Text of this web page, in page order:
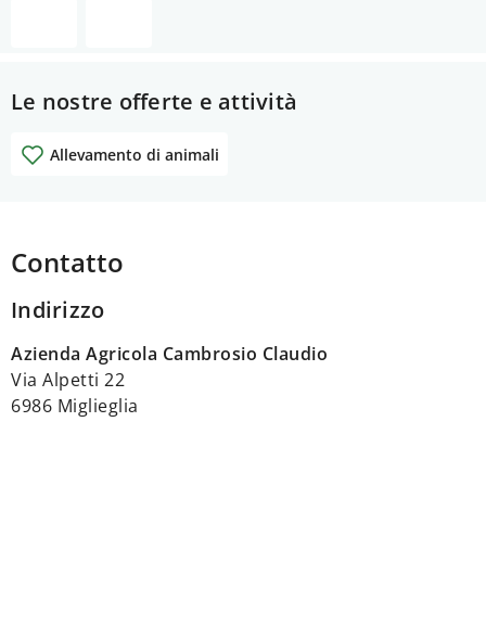
Le nostre offerte e attività
Allevamento di animali
Contatto
Indirizzo
Azienda Agricola Cambrosio Claudio
Via Alpetti 22
6986 Miglieglia